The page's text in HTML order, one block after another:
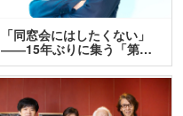
「同窓会にはしたくない」
――15年ぶりに集う「第…